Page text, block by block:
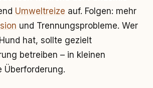
Umweltreize auf. Folgen: mehr
und Trennungsprobleme. Wer
hat, sollte gezielt
betreiben – in kleinen
Überforderung.